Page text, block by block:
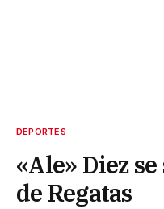
DEPORTES
«Ale» Diez
de Regatas